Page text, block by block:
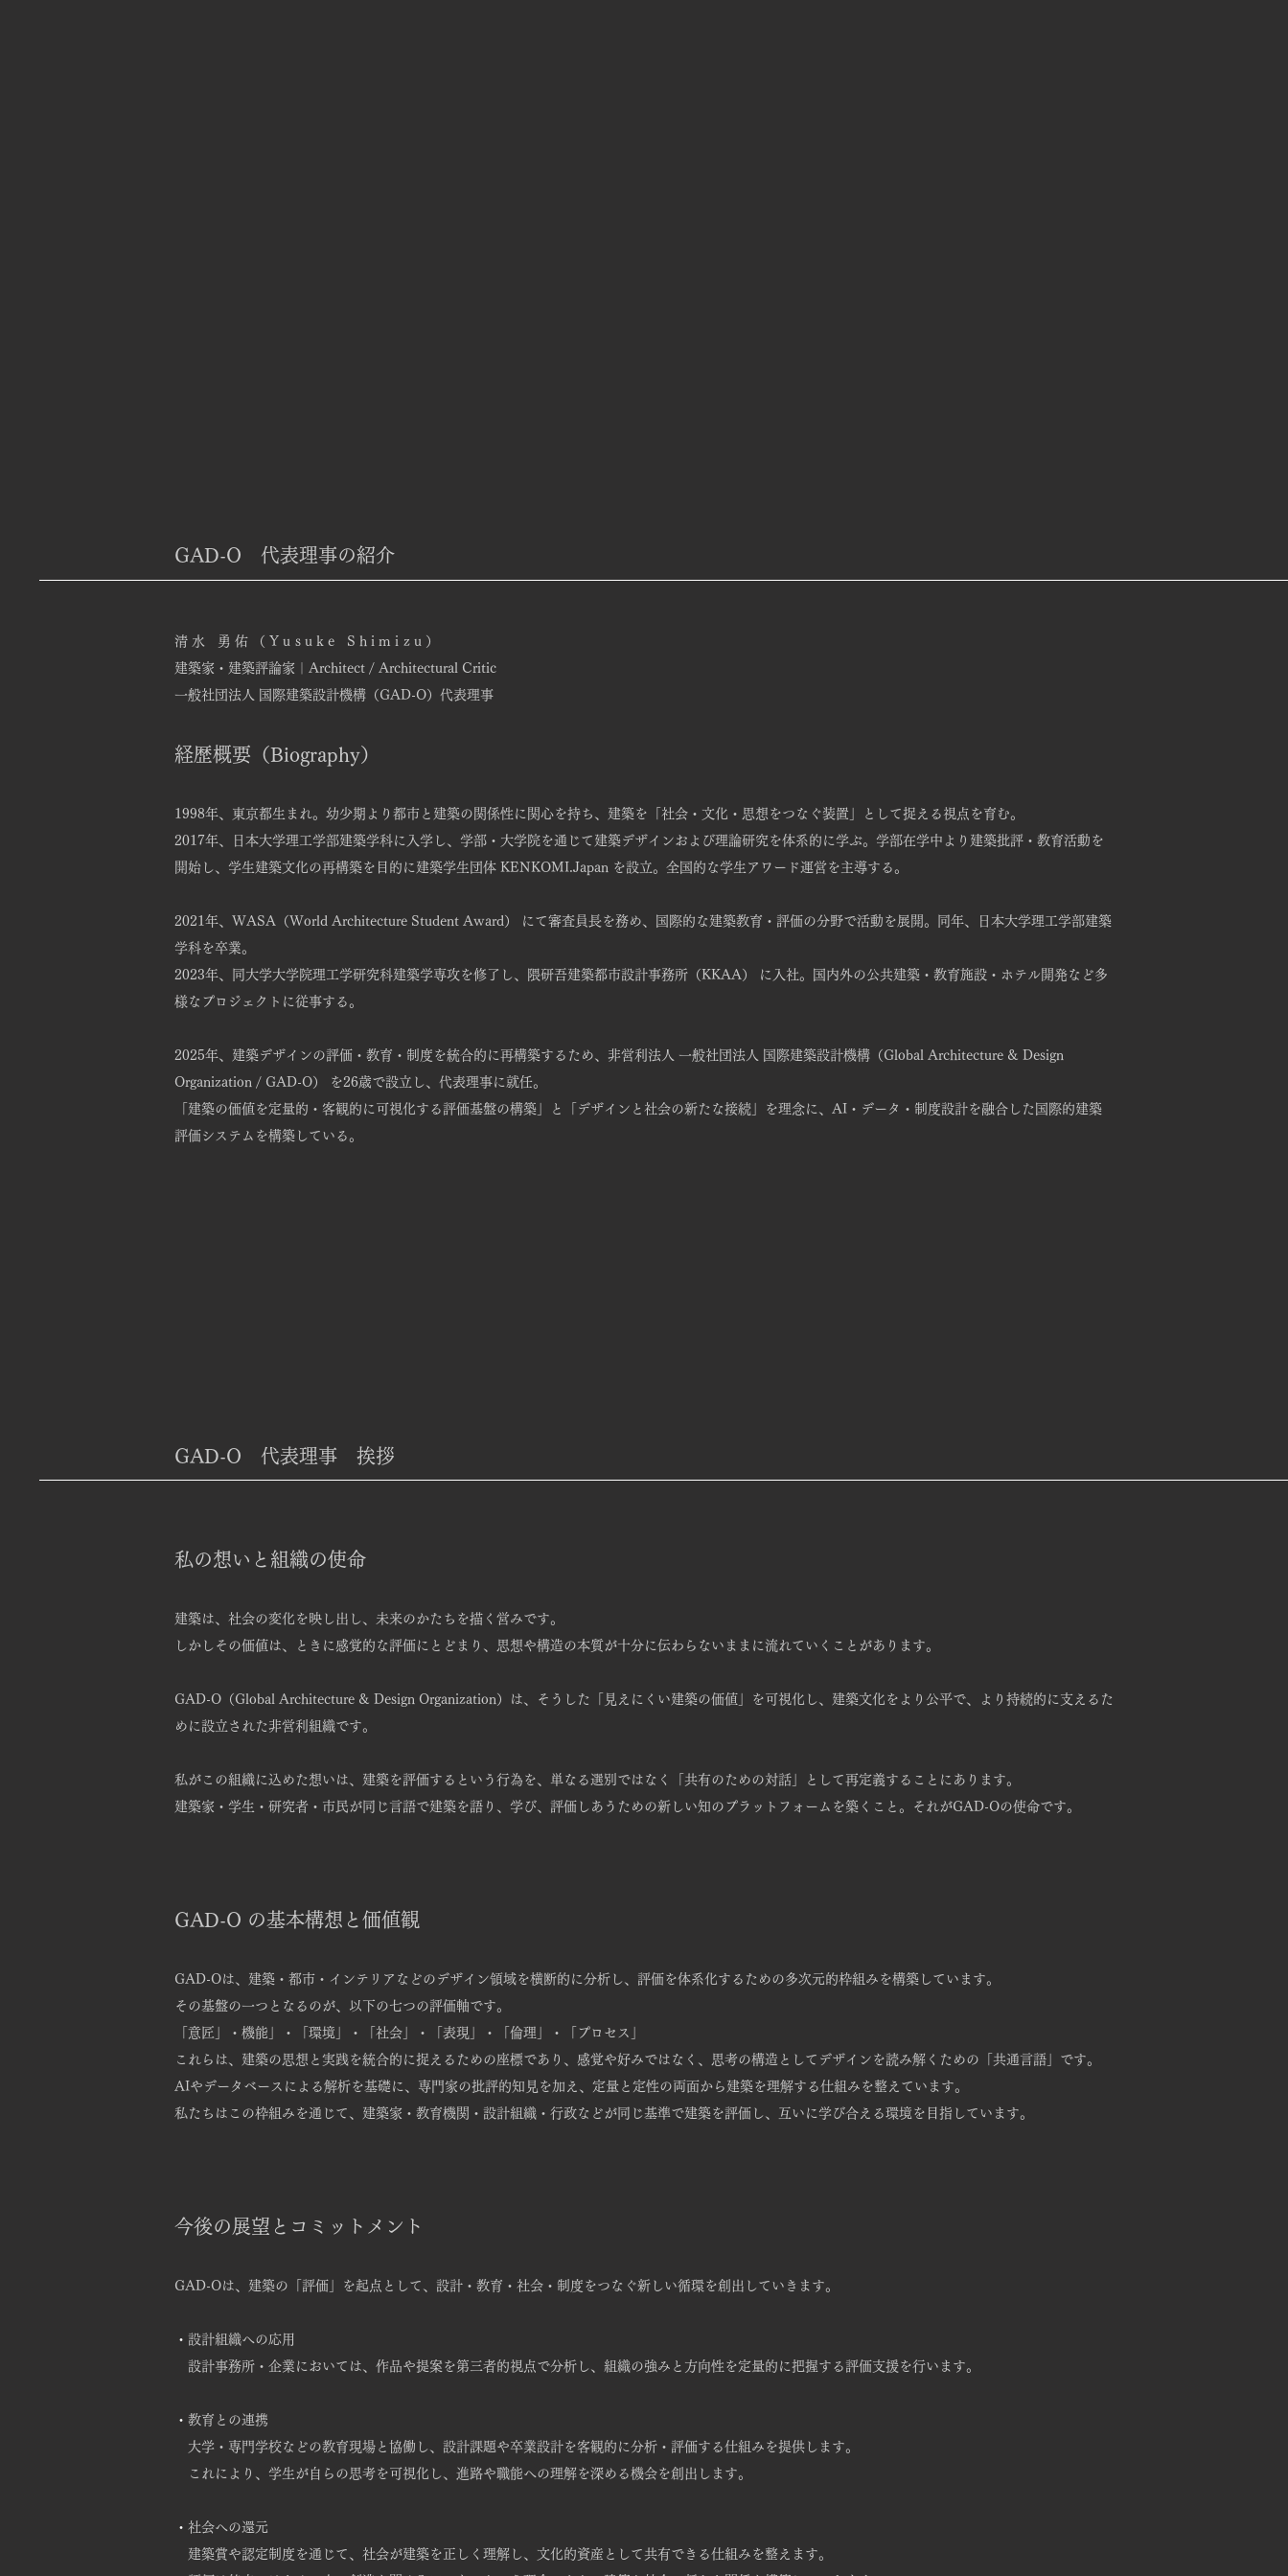
GAD-O ​代表理事の紹介
清水 勇佑（Yusuke Shimizu）
建築家・建築評論家｜Architect / Architectural Critic
一般社団法人 国際建築設計機構（GAD-O）代表理事
経歴概要（Biography）
1998年、東京都生まれ。幼少期より都市と建築の関係性に関心を持ち、建築を「社会・文化・思想をつなぐ装置」として捉える視点を育む。
2017年、日本大学理工学部建築学科に入学し、学部・大学院を通じて建築デザインおよび理論研究を体系的に学ぶ。学部在学中より建築批評・教育活動を
開始し、学生建築文化の再構築を目的に建築学生団体 KENKOMI.Japan を設立。全国的な学生アワード運営を主導する。
2021年、WASA（World Architecture Student Award） にて審査員長を務め、国際的な建築教育・評価の分野で活動を展開。同年、日本大学理工学部建築
学科を卒業。
2023年、同大学大学院理工学研究科建築学専攻を修了し、隈研吾建築都市設計事務所（KKAA） に入社。国内外の公共建築・教育施設・ホテル開発など多
様なプロジェクトに従事する。
2025年、建築デザインの評価・教育・制度を統合的に再構築するため、非営利法人 一般社団法人 国際建築設計機構（Global Architecture & Design
Organization / GAD-O） を26歳で設立し、代表理事に就任。
「建築の価値を定量的・客観的に可視化する評価基盤の構築」と「デザインと社会の新たな接続」を理念に、AI・データ・制度設計を融合した国際的建築
評価システムを構築している。
GAD-O ​代表理事 挨拶
私の想いと組織の使命
建築は、社会の変化を映し出し、未来のかたちを描く営みです。
しかしその価値は、ときに感覚的な評価にとどまり、思想や構造の本質が十分に伝わらないままに流れていくことがあります。
GAD-O（Global Architecture & Design Organization）は、 そうした「見えにくい建築の価値」を可視化し、 建築文化をより公平で、より持続的に支えるた
めに設立された非営利組織です。
私がこの組織に込めた想いは、 建築を評価するという行為を、単なる選別ではなく「共有のための対話」として再定義することにあります。
建築家・学生・研究者・市民が同じ言語で建築を語り、学び、評価しあうための新しい知のプラットフォームを築くこと。 それがGAD-Oの使命です。
GAD-O の基本構想と価値観
GAD-Oは、建築・都市・インテリアなどのデザイン領域を横断的に分析し、 評価を体系化するための多次元的枠組みを構築しています。
その基盤の一つとなるのが、以下の七つの評価軸です。
「意匠」・機能」・「環境」・「社会」・「表現」・「倫理」・「プロセス」
これらは、建築の思想と実践を統合的に捉えるための座標であり、 感覚や好みではなく、思考の構造としてデザインを読み解くための「共通言語」です。
AIやデータベースによる解析を基礎に、専門家の批評的知見を加え、 定量と定性の両面から建築を理解する仕組みを整えています。
私たちはこの枠組みを通じて、建築家・教育機関・設計組織・行政などが 同じ基準で建築を評価し、互いに学び合える環境を目指しています。
今後の展望とコミットメント
GAD-Oは、建築の「評価」を起点として、 設計・教育・社会・制度をつなぐ新しい循環を創出していきます。
・​ 設計組織への応用
設計事務所・企業においては、作品や提案を第三者的視点で分析し、組織の強みと方向性を定量的に把握する評価支援を行います。
・​ 教育との連携
大学・専門学校などの教育現場と協働し、設計課題や卒業設計を客観的に分析・評価する仕組みを提供します。
これにより、学生が自らの思考を可視化し、進路や職能への理解を深める機会を創出します。
・​ 社会への還元
建築賞や認定制度を通じて、社会が建築を正しく理解し、文化的資産として共有できる仕組みを整えます。